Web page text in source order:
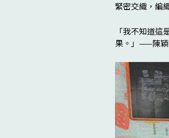
緊密交織，編
「我不知道
果。」——陳